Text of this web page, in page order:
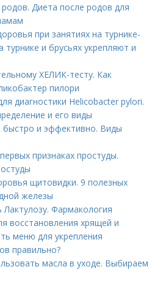
Диета после родов для
при занятиях на турнике-
турнике и брусьях укрепляют и
ХЕЛИК-тесту. Как
пилори
диагностики Helicobacter pylori.
и его виды
быстро и эффективно. Виды
признаках простуды.
щитовидки. 9 полезных
железы
Фармакология
восстановления хрящей и
меню для укрепления
правильно?
масла в уходе. Выбираем